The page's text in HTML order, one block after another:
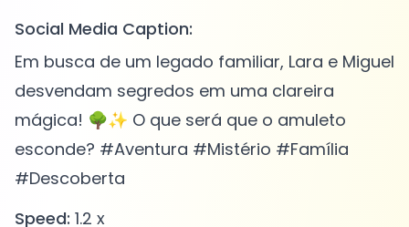
Social Media Caption:
Em busca de um legado familiar, Lara e Miguel
desvendam segredos em uma clareira
mágica! 🌳✨ O que será que o amuleto
esconde? #Aventura #Mistério #Família
#Descoberta
Speed: 1.2 x